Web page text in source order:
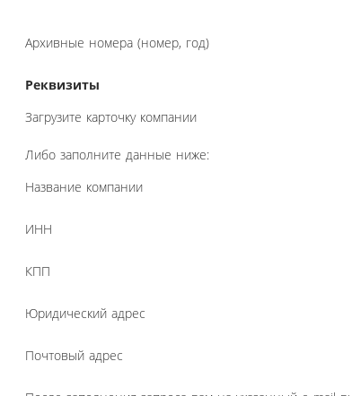
Архивные номера (номер, год)
Реквизиты
Загрузите карточку компании
Либо заполните данные ниже:
Название компании
ИНН
КПП
Юридический адрес
Почтовый адрес